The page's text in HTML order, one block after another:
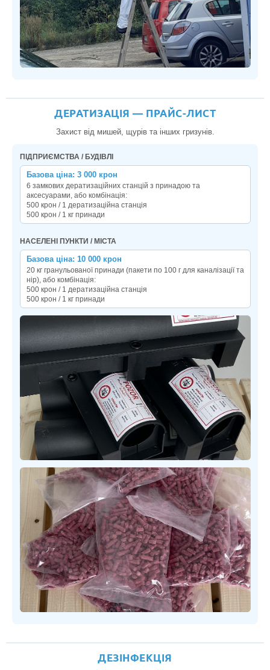
ДЕРАТИЗАЦІЯ — ПРАЙС-ЛИСТ
Захист від мишей, щурів та інших гризунів.
ПІДПРИЄМСТВА / БУДІВЛІ
Базова ціна: 3 000 крон
6 замкових дератизаційних станцій з принадою та
аксесуарами, або комбінація:
500 крон / 1 дератизаційна станція
500 крон / 1 кг принади
НАСЕЛЕНІ ПУНКТИ / МІСТА
Базова ціна: 10 000 крон
20 кг гранульованої принади (пакети по 100 г для каналізації та
нір), або комбінація:
500 крон / 1 дератизаційна станція
500 крон / 1 кг принади
ДЕЗІНФЕКЦІЯ